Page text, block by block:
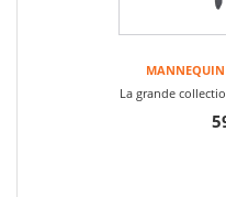
MANNEQUIN
La grande